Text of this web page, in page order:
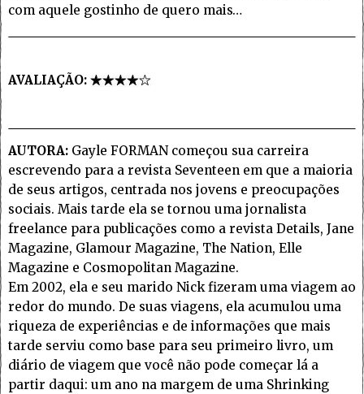
com aquele gostinho de quero mais…
AVALIAÇÃO:
AUTORA: Gayle FORMAN começou sua carreira
escrevendo para a revista Seventeen em que a maioria
de seus artigos, centrada nos jovens e preocupações
sociais. Mais tarde ela se tornou uma jornalista
freelance para publicações como a revista Details, Jane
Magazine, Glamour Magazine, The Nation, Elle
Magazine e Cosmopolitan Magazine.
Em 2002, ela e seu marido Nick fizeram uma viagem ao
redor do mundo. De suas viagens, ela acumulou uma
riqueza de experiências e de informações que mais
tarde serviu como base para seu primeiro livro, um
diário de viagem que você não pode começar lá a
partir daqui: um ano na margem de uma Shrinking